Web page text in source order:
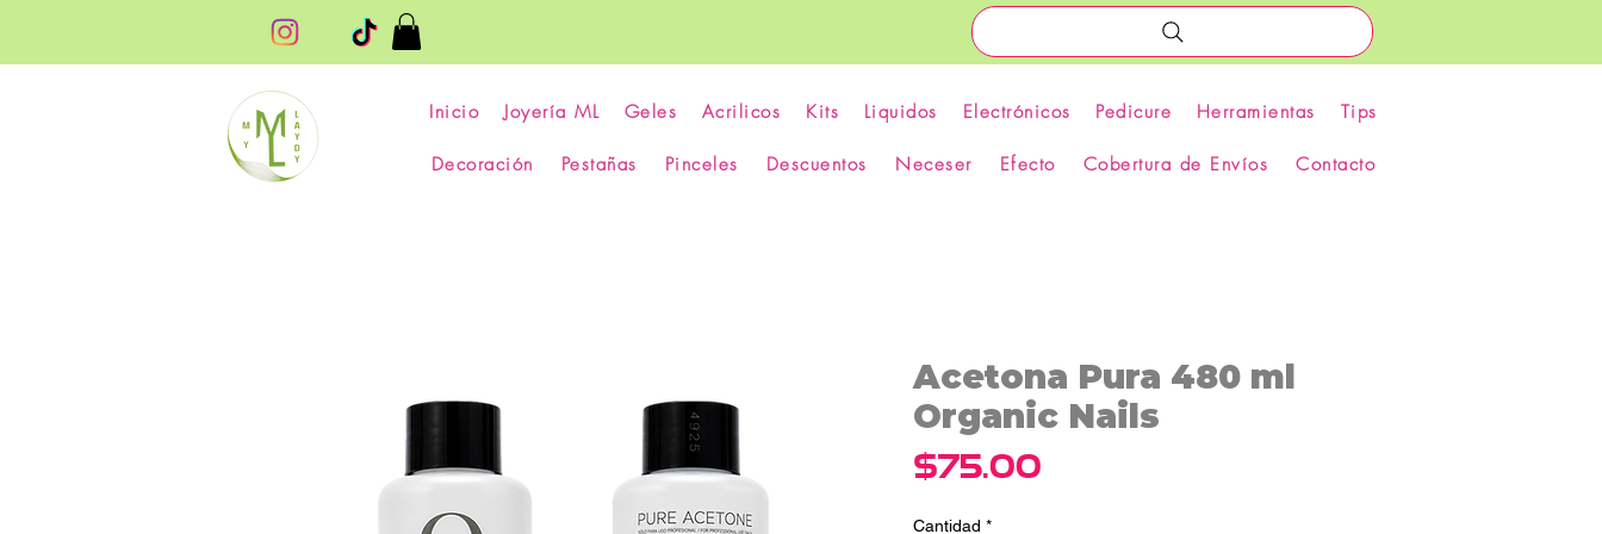
Inicio Joyería ML Geles Acrilicos Kits Liquidos Electrónicos Pedicure Herramientas Tips
Decoración Pestañas Pinceles Descuentos Neceser Efecto Cobertura de Envíos Contacto
Acetona Pura 480 ml
Organic Nails
$75.00
Cantidad *